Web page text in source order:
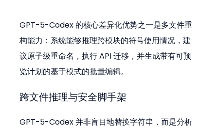
GPT-5-Codex 的核心差异化优势之一是多文件重
构能力：系统能够推理跨模块的符号使用情况，建
议原子级重命名，执行 API 迁移，并生成带有可预
览计划的基于模式的批量编辑。
跨文件推理与安全脚手架
GPT-5-Codex 并非盲目地替换字符串，而是分析